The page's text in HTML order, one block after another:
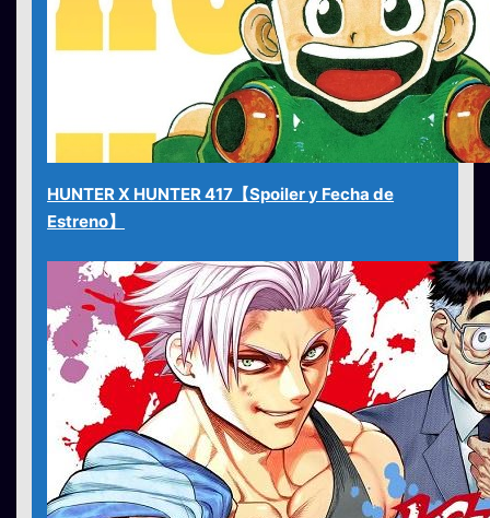
HUNTER X HUNTER 417【Spoiler y Fecha de
Estreno】